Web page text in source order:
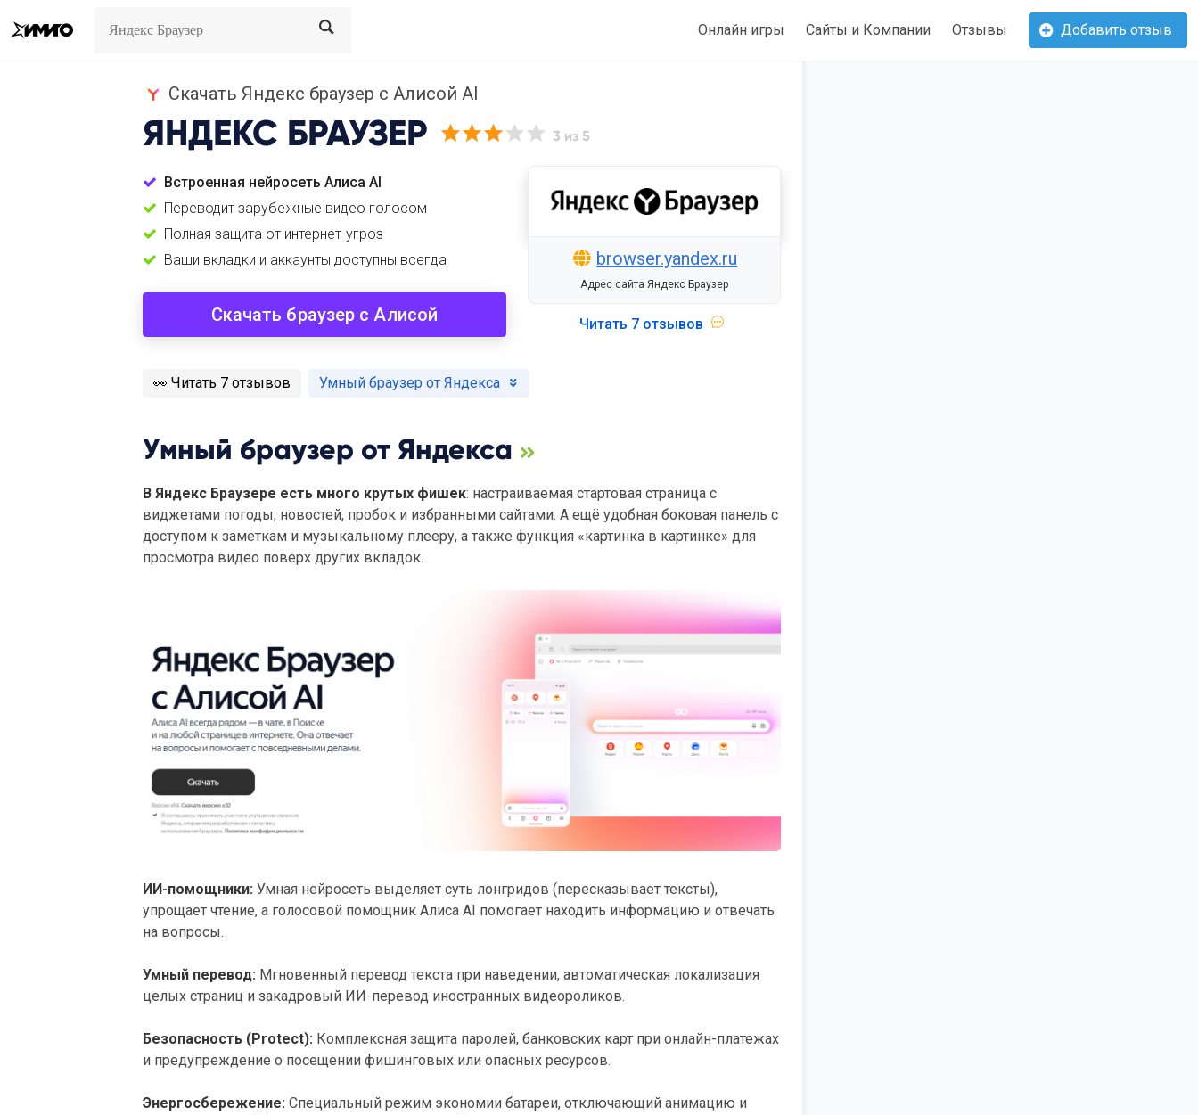
Search Онлайн игры Сайты и Компании Отзывы Добавить отзыв
Скачать Яндекс браузер с Алисой AI
ЯНДЕКС БРАУЗЕР 3 из 5
Встроенная нейросеть Алиса AI
Переводит зарубежные видео голосом
Полная защита от интернет-угроз
Ваши вкладки и аккаунты доступны всегда
Скачать браузер с Алисой
browser.yandex.ru
Адрес сайта Яндекс Браузер
Читать 7 отзывов
️👀 Читать 7 отзывов Умный браузер от Яндекса
Умный браузер от Яндекса
В Яндекс Браузере есть много крутых фишек: настраиваемая стартовая страница с
виджетами погоды, новостей, пробок и избранными сайтами. А ещё удобная боковая панель с
доступом к заметкам и музыкальному плееру, а также функция «картинка в картинке» для
просмотра видео поверх других вкладок.
ИИ-помощники: Умная нейросеть выделяет суть лонгридов (пересказывает тексты),
упрощает чтение, а голосовой помощник Алиса AI помогает находить информацию и отвечать
на вопросы.
Умный перевод: Мгновенный перевод текста при наведении, автоматическая локализация
целых страниц и закадровый ИИ-перевод иностранных видеороликов.
Безопасность (Protect): Комплексная защита паролей, банковских карт при онлайн-платежах
и предупреждение о посещении фишинговых или опасных ресурсов.
Энергосбережение: Специальный режим экономии батареи, отключающий анимацию и